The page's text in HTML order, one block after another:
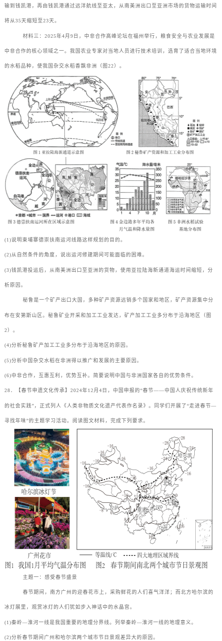
输到钱凯港，再由钱凯港通过远洋航线至亚太，从南美洲出口至亚洲市场的货物运输时间
将从35天缩短至23天。
材料三：2025年4月9日，中非合作高峰论坛在福州举行，粮食安全与农业发展是
中非合作的核心领域之一。我国农业专家对当地人员进行技术培训，选育了适合当地环境
的水稻品种，使我国杂交水稻香飘非洲（图22）。
(1)说明柬埔寨德崇扶南运河线路这样规划的目的。
(2)从自然条件的角度，说出运河修建期间可能面临的困难。
(3)钱凯港投运后，从南美洲出口至亚洲的货物，使用亚拉陆海新通道海运时间缩短，分
析原因。
秘鲁是一个矿产出口大国，多种矿产资源远销多个国家和地区，矿产资源集中分
布在安第斯山区。秘鲁矿业开采和加工工业发达，矿产加工工业多分布于沿海地区（图
2）。
(4)分析秘鲁矿产加工工业多分布于沿海地区的原因。
(5)分析中国杂交水稻在非洲得以推广和发展的主要原因。
(6)中非合作，互惠互利，优势互补。简要说明中国与非洲国家各自的优势条件。
28．【春节申遗文化传承】2024年12月4日，中国申报的“春节——中国人庆祝传统新年
的社会实践”，正式列人《人类非物质文化遗产代表作名录》。同学们开展了“走进春节—
寻找年味”的主题学习活动。阅读图文材料，完成下列要求。
主题一：感受春节盛景
春节期间，南方广州的迎春花市上，采购鲜花的人们喜气洋洋；而北方哈尔滨的
冰灯展里，观赏冰灯的人们犹如步入神话中的水晶宫。
(1)秦岭—淮河一线是我国重要的地理分界线。列举秦岭—淮河一线的地理意义。
(2)分析春节期间广州和哈尔滨两个城市节日景观差异大的原因。